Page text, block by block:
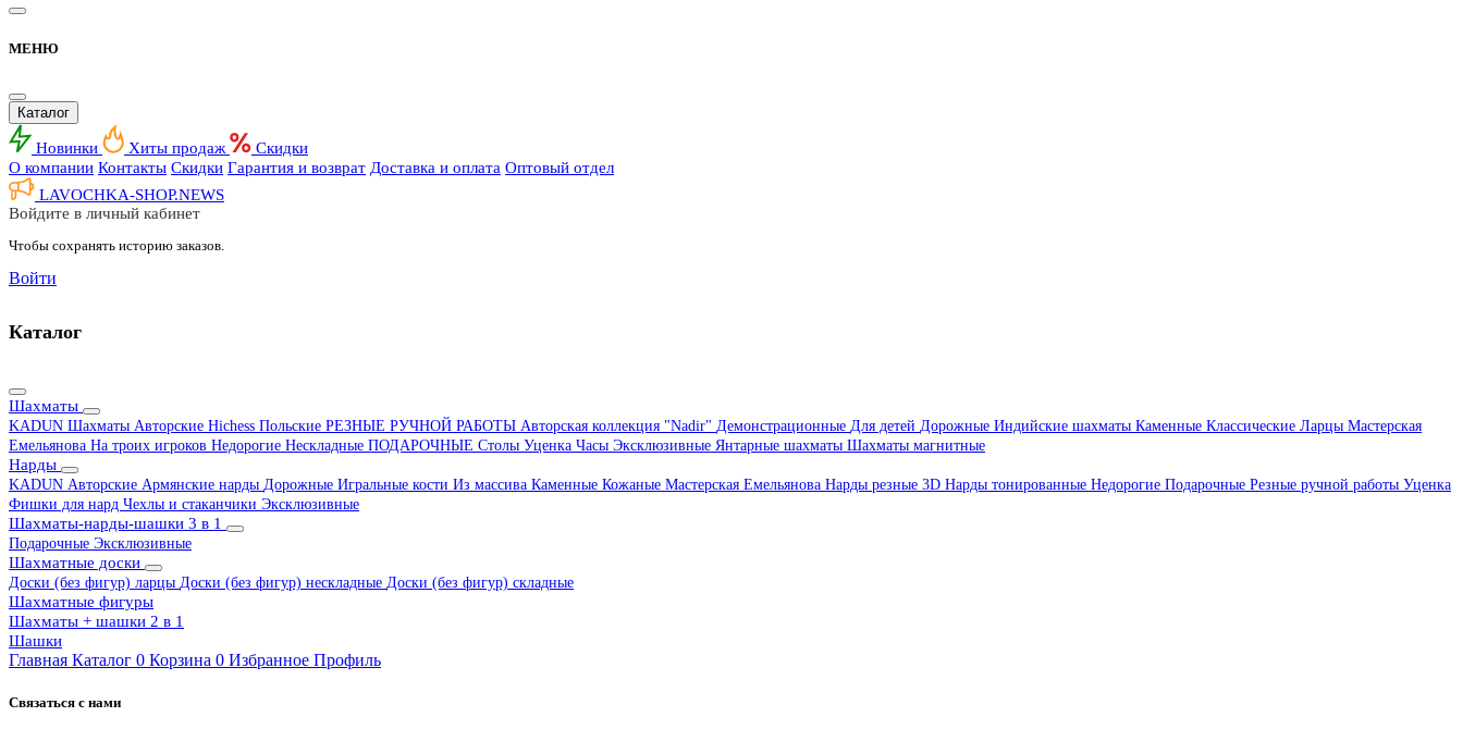
МЕНЮ
Каталог
Новинки Хиты продаж
Скидки
О компании Контакты Скидки Гарантия и возврат Доставка и оплата Оптовый отдел
LAVOCHKA-SHOP.NEWS
Войдите в личный кабинет
Чтобы сохранять историю заказов.
Войти
Каталог
Шахматы
KADUN Шахматы Авторские Hichess Польские РЕЗНЫЕ РУЧНОЙ РАБОТЫ Авторская коллекция "Nadir" Демонстрационные Для детей Дорожные Индийские шахматы Каменные Классические Ларцы Мастерская
Емельянова На троих игроков Недорогие Нескладные ПОДАРОЧНЫЕ Столы Уценка Часы Эксклюзивные Янтарные шахматы Шахматы магнитные
Нарды
KADUN Авторские Армянские нарды Дорожные Игральные кости Из массива Каменные Кожаные Мастерская Емельянова Нарды резные 3D Нарды тонированные Недорогие Подарочные Резные ручной работы Уценка
Фишки для нард Чехлы и стаканчики Эксклюзивные
Шахматы-нарды-шашки 3 в 1
Подарочные Эксклюзивные
Шахматные доски
Доски (без фигур) ларцы Доски (без фигур) нескладные Доски (без фигур) складные
Шахматные фигуры
Шахматы + шашки 2 в 1
Шашки
Главная Каталог 0 Корзина 0 Избранное Профиль
Связаться с нами